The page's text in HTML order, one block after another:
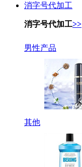
消字号代加工
消字号代加工>>
男性产品
其他